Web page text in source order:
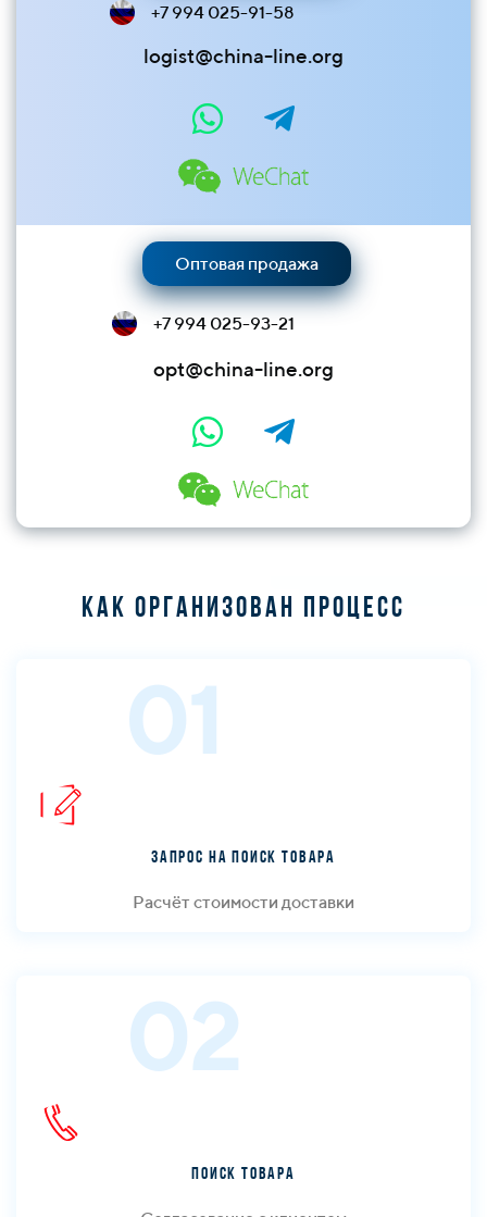
+7 994 025-91-58
logist@china-line.org
Оптовая продажа
+7 994 025-93-21
opt@china-line.org
Как организован процесс
01
Запрос на поиск товара
Расчёт стоимости доставки
02
Поиск товара